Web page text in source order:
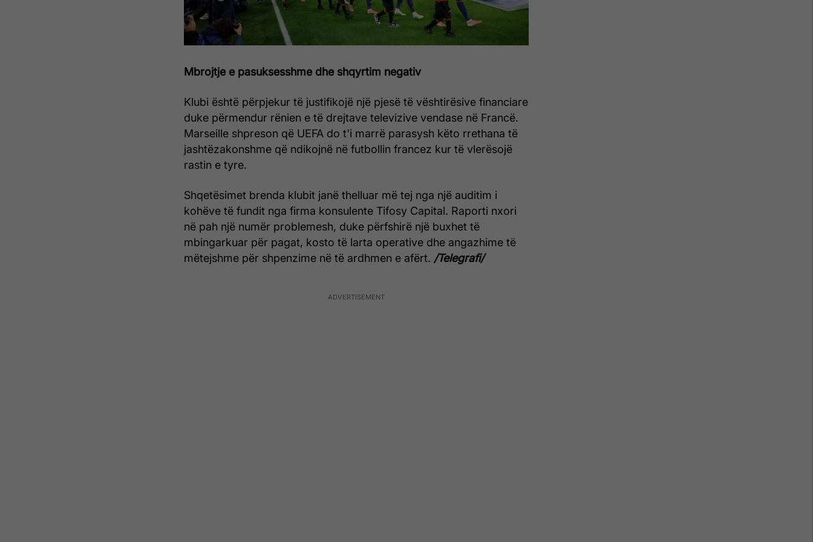
Mbrojtje e pasuksesshme dhe shqyrtim negativ
Klubi është përpjekur të justifikojë një pjesë të vështirësive financiare
duke përmendur rënien e të drejtave televizive vendase në Francë.
Marseille shpreson që UEFA do t'i marrë parasysh këto rrethana të
jashtëzakonshme që ndikojnë në futbollin francez kur të vlerësojë
rastin e tyre.
Shqetësimet brenda klubit janë thelluar më tej nga një auditim i
kohëve të fundit nga firma konsulente Tifosy Capital. Raporti nxori
në pah një numër problemesh, duke përfshirë një buxhet të
mbingarkuar për pagat, kosto të larta operative dhe angazhime të
mëtejshme për shpenzime në të ardhmen e afërt. /Telegrafi/